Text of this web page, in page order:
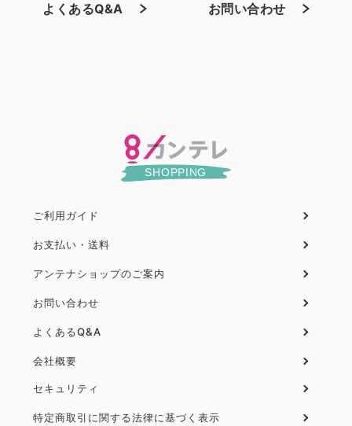
よくあるQ&A お問い合わせ
フ
ー
ご利用ガイド
お支払い・送料
アンテナショップのご案内
お問い合わせ
よくあるQ&A
会社概要
フ
ッ
セキュリティ
特定商取引に関する法律に基づく表示